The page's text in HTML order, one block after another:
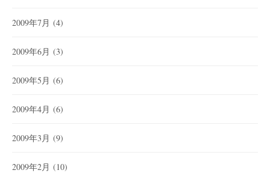
2009年7月 (4)
2009年6月 (3)
2009年5月 (6)
2009年4月 (6)
2009年3月 (9)
2009年2月 (10)